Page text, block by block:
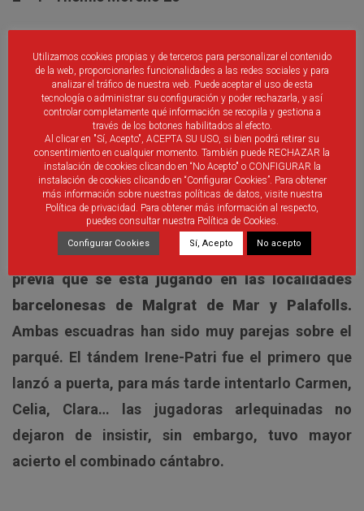
Árbitros: Sres.Jordi García Romero y Rubén Santos
Barceló.Crono: Sra.Marta Bellido Zambrana.
combinado castellano y leonés ha inaugurado
jornada en el Campeonato de España de Fútbol
Sala Femenino Sub21 frente a Cantabria con
resultado desfavorable de 2 goles a 1 en la fase
previa que se está jugando en las localidades
barcelonesas de Malgrat de Mar y Palafolls.
Ambas escuadras han sido muy parejas sobre el
parqué. El tándem Irene-Patri fue el primero que
lanzó a puerta, para más tarde intentarlo Carmen,
Celia, Clara… las jugadoras arlequinadas no
dejaron de insistir, sin embargo, tuvo mayor
acierto el combinado cántabro.
Utilizamos cookies propias y de terceros para personalizar el contenido
de la web, proporcionarles funcionalidades a las redes sociales y para
analizar el tráfico de nuestra web. Puede aceptar el uso de esta
tecnología o administrar su configuración y poder rechazarla, y así
controlar completamente qué información se recopila y gestiona a
través de los botones habilitados al efecto.
Al clicar en "Sí, Acepto", ACEPTA SU USO, si bien podrá retirar su
consentimiento en cualquier momento. También puede RECHAZAR la
instalación de cookies clicando en “No Acepto" o CONFIGURAR la
instalación de cookies clicando en “Configurar Cookies”. Para obtener
más información sobre nuestras políticas de datos, visite nuestra
Política de privacidad. Para obtener más información al respecto,
puedes consultar nuestra Política de Cookies.
Configurar Cookies Sí, Acepto No acepto